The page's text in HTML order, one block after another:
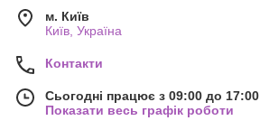
м. Київ
Київ, Україна
Контакти
Сьогодні працює з 09:00 до 17:00
Показати весь графік роботи